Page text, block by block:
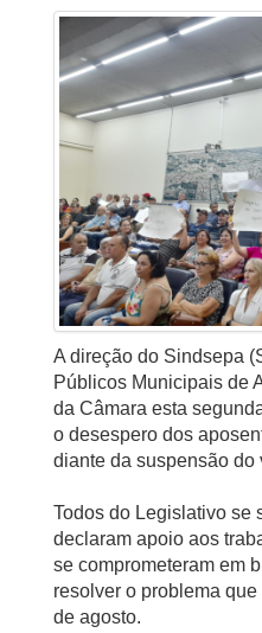
A direção do Sindsepa
Públicos Municipais de
da Câmara esta
o desespero dos
diante da suspensão do
Todos do Legislativo se
declaram apoio aos
se comprometeram em
resolver o problema
de agosto.